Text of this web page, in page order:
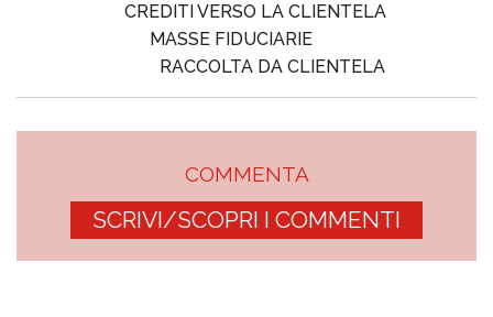
CREDITI VERSO LA CLIENTELA
MASSE FIDUCIARIE
RACCOLTA DA CLIENTELA
COMMENTA
SCRIVI/SCOPRI I COMMENTI